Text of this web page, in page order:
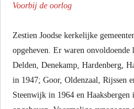
Voorbij de oorlog
Zestien Joodse kerkelijke
opgeheven. Er waren
Delden, Denekamp, Hardenberg,
in 1947; Goor, Oldenzaal, Rijssen
Steenwijk in 1964 en